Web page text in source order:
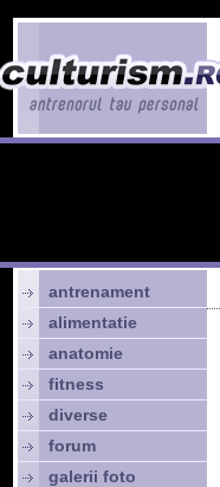
antrenament
alimentatie
anatomie
fitness
diverse
forum
galerii foto